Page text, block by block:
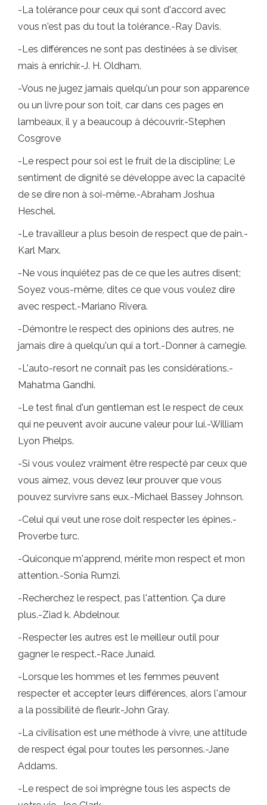
-La tolérance pour ceux qui sont d'accord avec
vous n'est pas du tout la tolérance.-Ray Davis.
-Les différences ne sont pas destinées à se diviser,
mais à enrichir.-J. H. Oldham.
-Vous ne jugez jamais quelqu'un pour son apparence
ou un livre pour son toit, car dans ces pages en
lambeaux, il y a beaucoup à découvrir.-Stephen
Cosgrove
-Le respect pour soi est le fruit de la discipline; Le
sentiment de dignité se développe avec la capacité
de se dire non à soi-même.-Abraham Joshua
Heschel.
-Le travailleur a plus besoin de respect que de pain.-
Karl Marx.
-Ne vous inquiétez pas de ce que les autres disent;
Soyez vous-même, dites ce que vous voulez dire
avec respect.-Mariano Rivera.
-Démontre le respect des opinions des autres, ne
jamais dire à quelqu'un qui a tort.-Donner à carnegie.
-L'auto-resort ne connaît pas les considérations.-
Mahatma Gandhi.
-Le test final d'un gentleman est le respect de ceux
qui ne peuvent avoir aucune valeur pour lui.-William
Lyon Phelps.
-Si vous voulez vraiment être respecté par ceux que
vous aimez, vous devez leur prouver que vous
pouvez survivre sans eux.-Michael Bassey Johnson.
-Celui qui veut une rose doit respecter les épines.-
Proverbe turc.
-Quiconque m'apprend, mérite mon respect et mon
attention.-Sonia Rumzi.
-Recherchez le respect, pas l'attention. Ça dure
plus.-Ziad k. Abdelnour.
-Respecter les autres est le meilleur outil pour
gagner le respect.-Race Junaid.
-Lorsque les hommes et les femmes peuvent
respecter et accepter leurs différences, alors l'amour
a la possibilité de fleurir.-John Gray.
-La civilisation est une méthode à vivre, une attitude
de respect égal pour toutes les personnes.-Jane
Addams.
-Le respect de soi imprègne tous les aspects de